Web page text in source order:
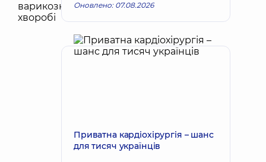
Оновлено: 07.08.2026
Приватна кардіохірургія – шанс
для тисяч українців